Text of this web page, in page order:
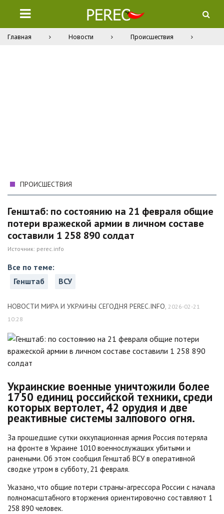
Главная Новости Происшествия
ПРОИСШЕСТВИЯ
Генштаб: по состоянию на 21 февраля общие
потери вражеской армии в личном составе
составили 1 258 890 солдат
Источник: perec.info
Все по теме:
Генштаб
ВСУ
НОВОСТИ МИРА И УКРАИНЫ СЕГОДНЯ PEREC.INFO, 2026-02-21
10:28
Украинские военные уничтожили более
1750 единиц российской техники, среди
которых вертолет, 42 орудия и две
реактивные системы залпового огня.
За прошедшие сутки оккупационная армия Россия потеряла
на фронте в Украине 1010 военнослужащих убитыми и
ранеными. Об этом сообщил Генштаб ВСУ в оперативной
сводке утром в субботу, 21 февраля.
Указано, что общие потери страны-агрессора России с начала
полномасштабного вторжения ориентировочно составляют 1
258 890 человек.